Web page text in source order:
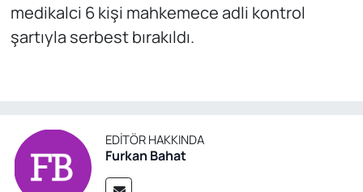
medikalci 6 kişi mahkemece adli kontrol
şartıyla serbest bırakıldı.
EDITÖR HAKKINDA
Furkan Bahat